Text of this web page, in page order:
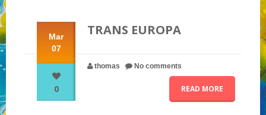
FESTIVAL DU JEU
NOS JEUX
NOS PARTENAIRES
Mar
07
0
TRANS EUROPA
thomas No comments
READ MORE